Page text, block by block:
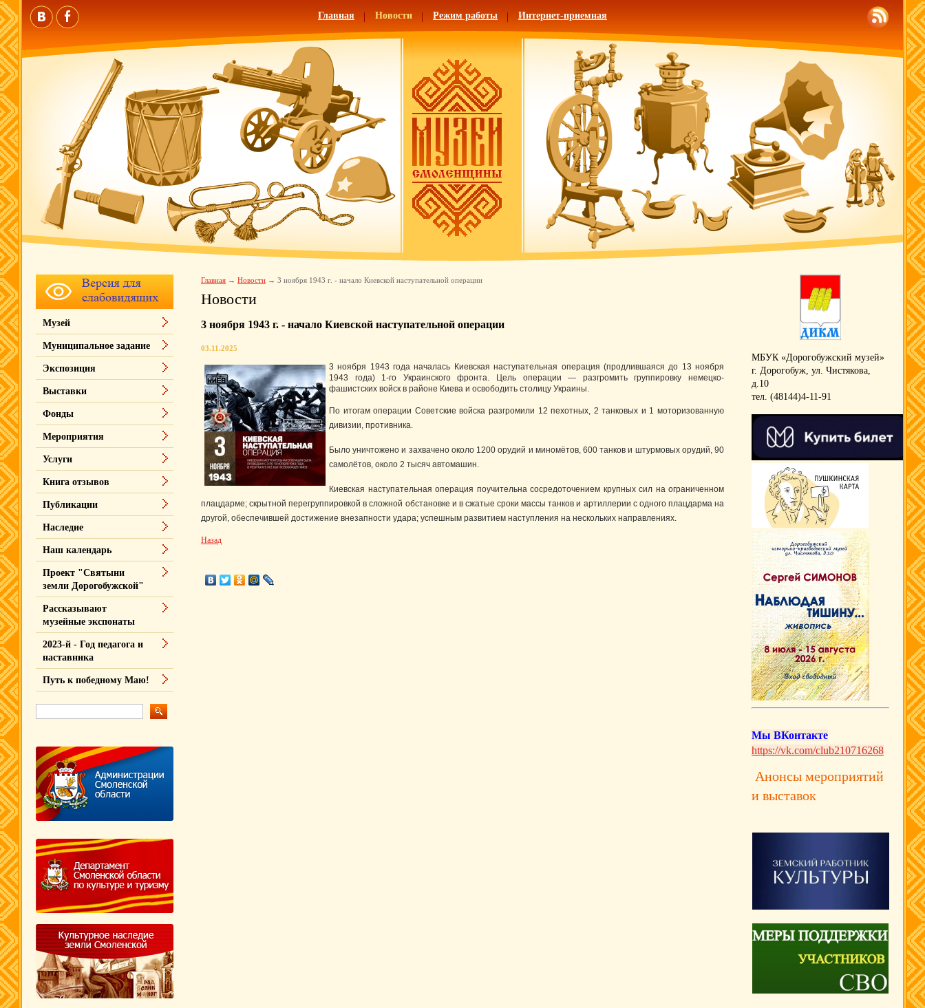
Главная Новости Режим работы Интернет-приемная
Главная Новости 3 ноября 1943 г. - начало Киевской наступательной операции
Новости
3 ноября 1943 г. - начало Киевской наступательной операции
03.11.2025
3 ноября 1943 года началась Киевская наступательная операция (продлившаяся до 13 ноября
1943 года) 1-го Украинского фронта. Цель операции — разгромить группировку немецко-
фашистских войск в районе Киева и освободить столицу Украины.
По итогам операции Советские войска разгромили 12 пехотных, 2 танковых и 1 моторизованную
дивизии, противника.
Было уничтожено и захвачено около 1200 орудий и миномётов, 600 танков и штурмовых орудий, 90
самолётов, около 2 тысяч автомашин.
Киевская наступательная операция поучительна сосредоточением крупных сил на ограниченном
плацдарме; скрытной перегруппировкой в сложной обстановке и в сжатые сроки массы танков и артиллерии с одного плацдарма на
другой, обеспечившей достижение внезапности удара; успешным развитием наступления на нескольких направлениях.
Назад
Музей
Муниципальное задание
Экспозиция
Выставки
Фонды
Мероприятия
Услуги
Книга отзывов
Публикации
Наследие
Наш календарь
Проект "Святыни
земли Дорогобужской"
Рассказывают
музейные экспонаты
2023-й - Год педагога и
наставника
Путь к победному Маю!
МБУК «Дорогобужский музей»
г. Дорогобуж, ул. Чистякова,
д.10
тел. (48144)4-11-91
Мы ВКонтакте
https://vk.com/club210716268
Анонсы мероприятий
и выставок